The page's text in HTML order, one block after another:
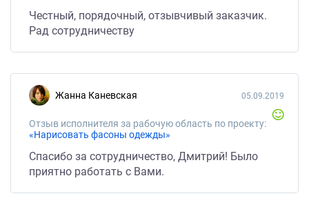
Честный, порядочный, отзывчивый заказчик.
Рад сотрудничеству
Жанна Каневская
Отзыв исполнителя за рабочую область по проекту:
«Нарисовать фасоны одежды»
05.09.2019
Спасибо за сотрудничество, Дмитрий! Было
приятно работать с Вами.